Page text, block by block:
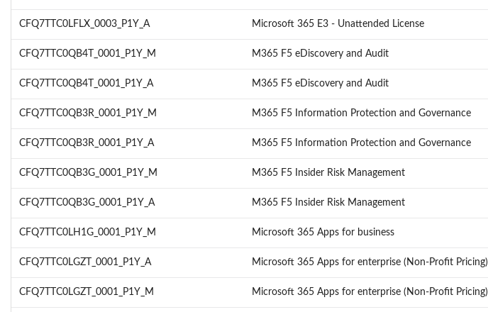
CFQ7TTC0LFLX_0003_P1Y_A Microsoft 365 E3 - Unattended License
CFQ7TTC0QB4T_0001_P1Y_M M365 F5 eDiscovery and Audit
CFQ7TTC0QB4T_0001_P1Y_A M365 F5 eDiscovery and Audit
CFQ7TTC0QB3R_0001_P1Y_M M365 F5 Information Protection and Governance
CFQ7TTC0QB3R_0001_P1Y_A M365 F5 Information Protection and Governance
CFQ7TTC0QB3G_0001_P1Y_M M365 F5 Insider Risk Management
CFQ7TTC0QB3G_0001_P1Y_A M365 F5 Insider Risk Management
CFQ7TTC0LH1G_0001_P1Y_M Microsoft 365 Apps for business
CFQ7TTC0LGZT_0001_P1Y_A Microsoft 365 Apps for enterprise (Non-Profit Pricing)
CFQ7TTC0LGZT_0001_P1Y_M Microsoft 365 Apps for enterprise (Non-Profit Pricing)